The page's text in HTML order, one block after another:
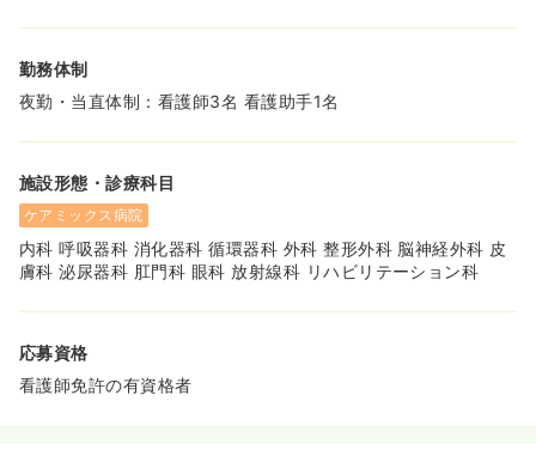
勤務体制
夜勤・当直体制：看護師3名 看護助手1名
施設形態・診療科目
ケアミックス病院
内科 呼吸器科 消化器科 循環器科 外科 整形外科 脳神経外科 皮
膚科 泌尿器科 肛門科 眼科 放射線科 リハビリテーション科
応募資格
看護師免許の有資格者